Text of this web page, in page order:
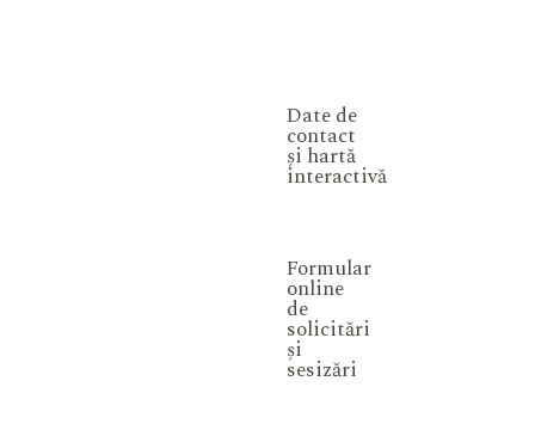
Date de
contact
și hartă
interactivă
Formular
online
de
solicitări
și
sesizări